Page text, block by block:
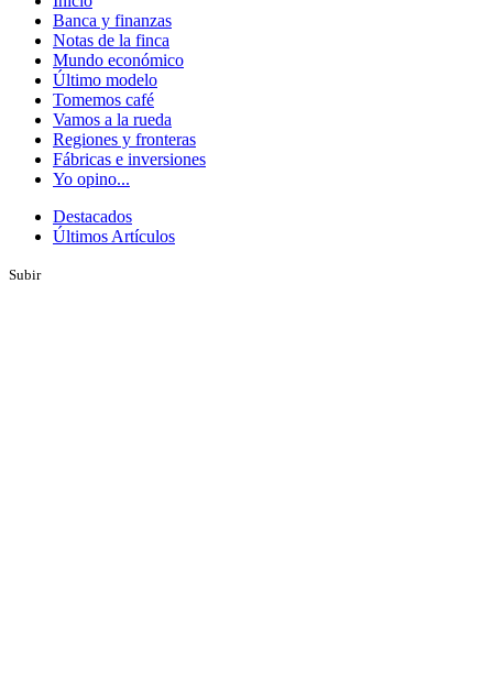
Banca y finanzas
Notas de la finca
Mundo económico
Último modelo
Tomemos café
Vamos a la rueda
Regiones y fronteras
Fábricas e inversiones
Yo opino...
Destacados
Últimos Artículos
Subir